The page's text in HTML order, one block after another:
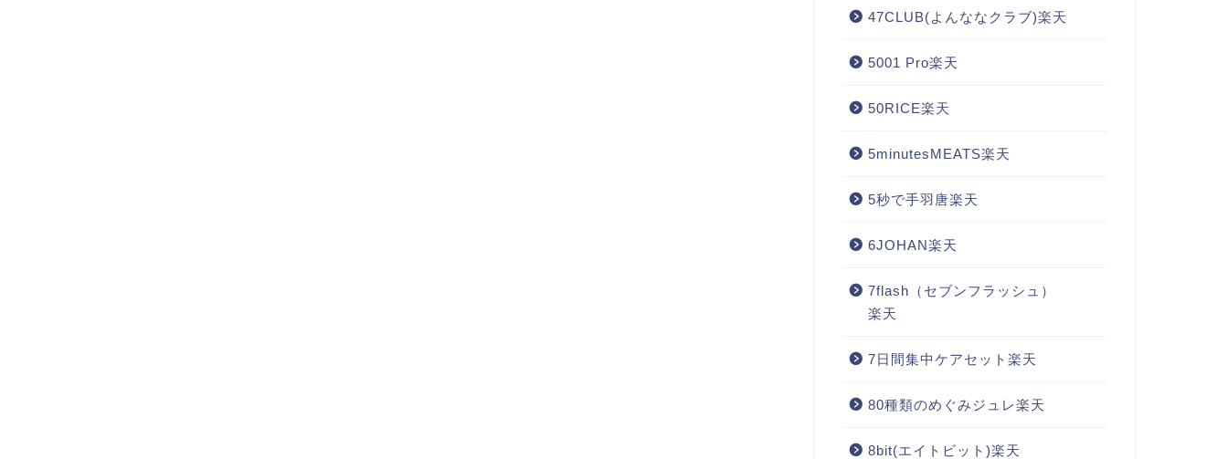
47CLUB(よんななクラブ)楽天
5001 Pro楽天
50RICE楽天
5minutesMEATS楽天
5秒で手羽唐楽天
6JOHAN楽天
7flash（セブンフラッシュ）
楽天
7日間集中ケアセット楽天
80種類のめぐみジュレ楽天
8bit(エイトビット)楽天